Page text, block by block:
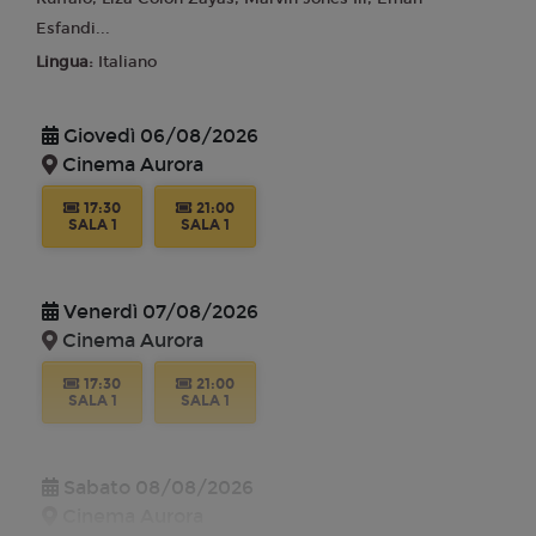
Esfandi...
Lingua: Italiano
Giovedì 06/08/2026
Cinema Aurora
17:30
SALA 1
21:00
SALA 1
Venerdì 07/08/2026
Cinema Aurora
17:30
SALA 1
21:00
SALA 1
Sabato 08/08/2026